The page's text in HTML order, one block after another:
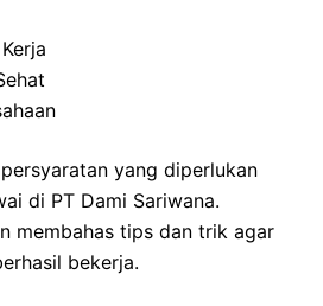
yang diperlukan
di PT Dami Sariwana.
membahas tips dan trik agar
bekerja.